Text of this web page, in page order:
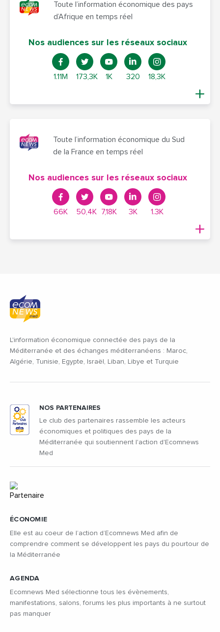
Toute l’information économique des pays
d’Afrique en temps réel
Nos audiences sur les réseaux sociaux
1.11M 173,3K 1K 320 18,3K
Toute l’information économique du Sud
de la France en temps réel
Nos audiences sur les réseaux sociaux
66K 50,4K 7,18K 3K 1.3K
L'information économique connectée des pays de la
Méditerranée et des échanges méditerranéens : Maroc,
Algérie, Tunisie, Egypte, Israël, Liban, Libye et Turquie
ÉCONOMIE
Elle est au coeur de l’action d’Ecomnews Med afin de
comprendre comment se développent les pays du pourtour de
la Méditerranée
AGENDA
Ecomnews Med sélectionne tous les évènements,
manifestations, salons, forums les plus importants à ne surtout
pas manquer
NOS PARTENAIRES
Le club des partenaires rassemble les acteurs
économiques et politiques des pays de la
Méditerranée qui soutiennent l'action d'Ecomnews
Med